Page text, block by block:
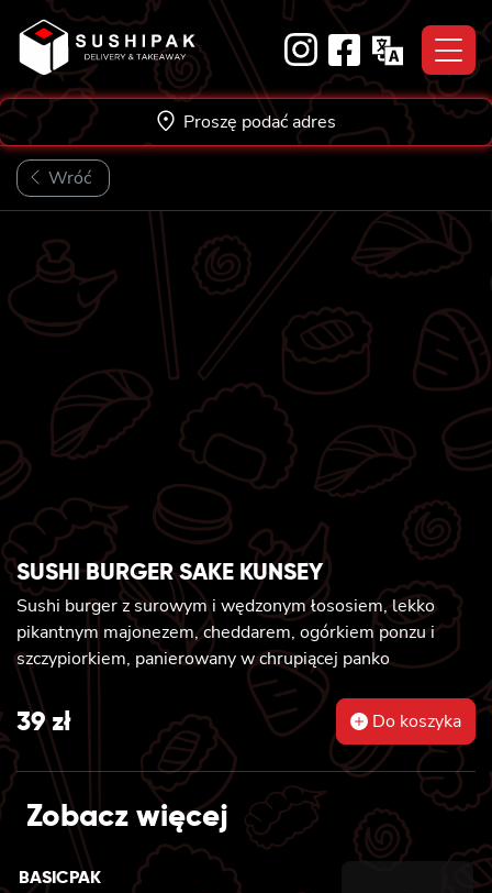
content
Proszę podać adres
Wróć
SUSHI BURGER SAKE KUNSEY
Sushi burger z surowym i wędzonym łososiem, lekko
pikantnym majonezem, cheddarem, ogórkiem ponzu i
szczypiorkiem, panierowany w chrupiącej panko
39zł Do koszyka
Zobacz więcej
BASICPAK